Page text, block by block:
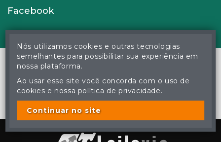
Facebook
© Gustavo Correa Pereira da Silva - Leiloeiro Público Oficial -
Matrícula nº 26 JUCEMS - Todos os direitos reservados
A cópia ou reprodução não autorizada do conteúdo deste site
poderá acarretar em penas previstas em lei.
Nós utilizamos cookies e outras tecnologias
semelhantes para possibilitar sua experiência em
nossa plataforma.
Ao usar esse site você concorda com o uso de
cookies e nossa política de privacidade.
Continuar no site